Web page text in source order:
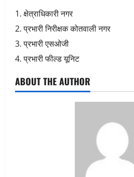
क्षेत्राधिकारी नगर
प्रभारी निरीक्षक कोतवाली नगर
प्रभारी एसओजी
प्रभारी फील्ड यूनिट
ABOUT THE AUTHOR